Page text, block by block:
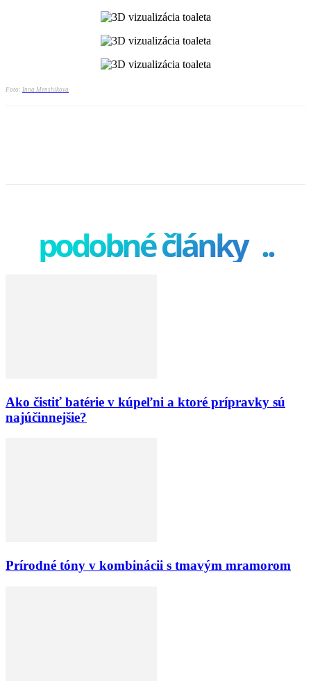
Foto: Inna Menshikova
podobné články ..
Ako čistiť batérie v kúpeľni a ktoré prípravky sú
najúčinnejšie?
Prírodné tóny v kombinácii s tmavým mramorom